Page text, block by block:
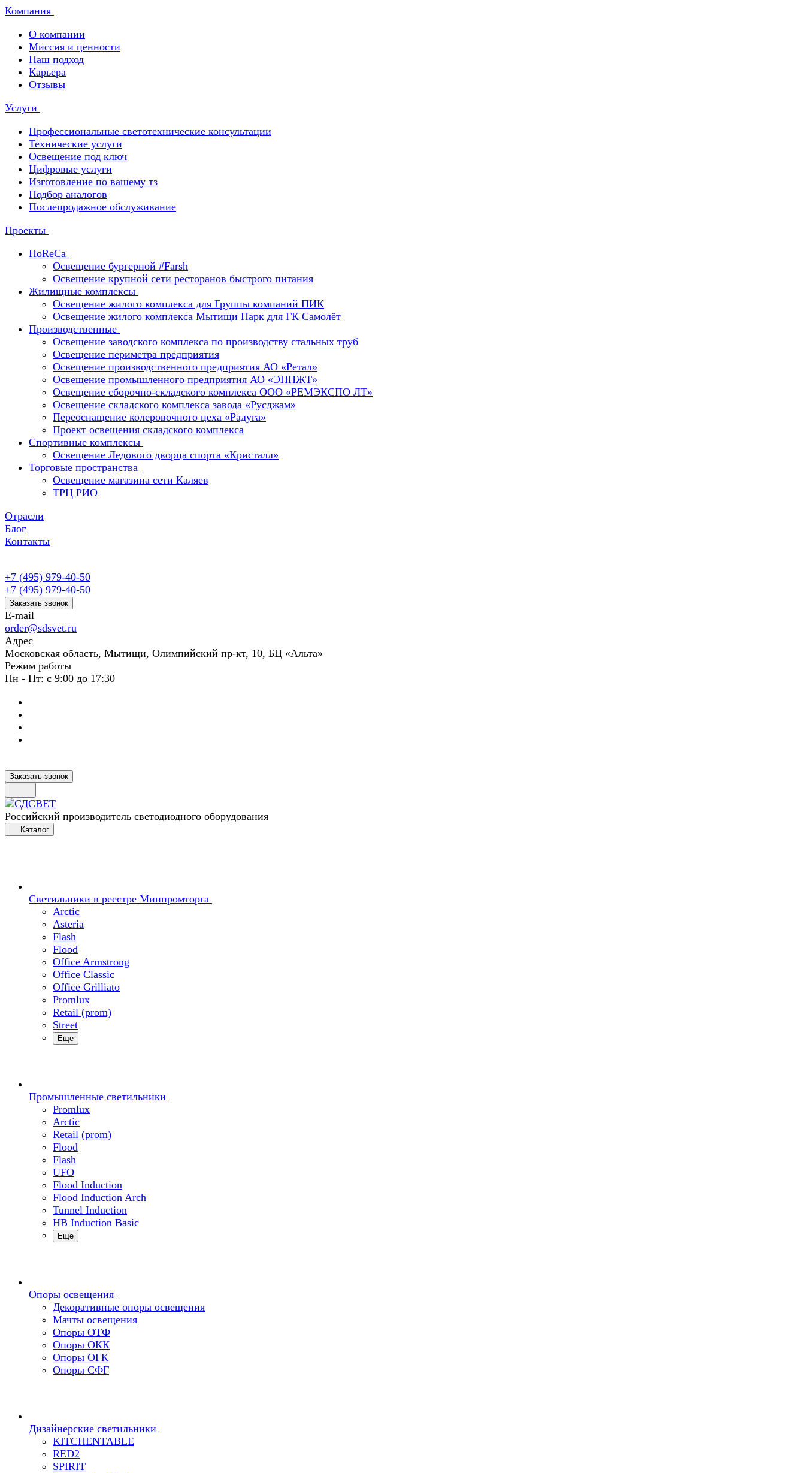
Компания
О компании
Миссия и ценности
Наш подход
Карьера
Отзывы
Услуги
Профессиональные светотехнические консультации
Технические услуги
Освещение под ключ
Цифровые услуги
Изготовление по вашему тз
Подбор аналогов
Послепродажное обслуживание
Проекты
HoReCa
Освещение бургерной #Farsh
Освещение крупной сети ресторанов быстрого питания
Жилищные комплексы
Освещение жилого комплекса для Группы компаний ПИК
Освещение жилого комплекса Мытищи Парк для ГК Самолёт
Производственные
Освещение заводского комплекса по производству стальных труб
Освещение периметра предприятия
Освещение производственного предприятия АО «Ретал»
Освещение промышленного предприятия АО «ЭППЖТ»
Освещение сборочно-складского комплекса ООО «РЕМЭКСПО ЛТ»
Освещение складского комплекса завода «Русджам»
Переоснащение колеровочного цеха «Радуга»
Проект освещения складского комплекса
Спортивные комплексы
Освещение Ледового дворца спорта «Кристалл»
Торговые пространства
Освещение магазина сети Каляев
ТРЦ РИО
Отрасли
Блог
Контакты
+7 (495) 979-40-50
+7 (495) 979-40-50
Заказать звонок
E-mail
order@sdsvet.ru
Адрес
Московская область, Мытищи, Олимпийский пр-кт, 10, БЦ «Альта»
Режим работы
Пн - Пт: с 9:00 до 17:30
Заказать звонок
Российский производитель светодиодного оборудования
Каталог
Светильники в реестре Минпромторга
Arctic
Asteria
Flash
Flood
Office Armstrong
Office Classic
Office Grilliato
Promlux
Retail (prom)
Street
Еще
Промышленные светильники
Promlux
Arctic
Retail (prom)
Flood
Flash
UFO
Flood Induction
Flood Induction Arch
Tunnel Induction
HB Induction Basic
Еще
Опоры освещения
Декоративные опоры освещения
Мачты освещения
Опоры ОТФ
Опоры ОКК
Опоры ОГК
Опоры СФГ
Дизайнерские светильники
KITCHENTABLE
RED2
SPIRIT